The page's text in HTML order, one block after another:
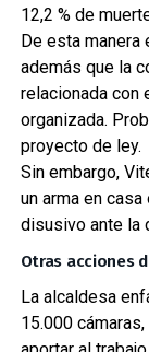
12,2 % de
De esta
además que la
relacionada con
organizada.
proyecto de ley.
Sin embargo,
un arma en
disusivo ante la
Otras acciones
La alcaldesa
15.000